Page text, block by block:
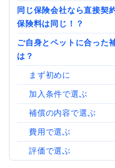
同じ保険会社なら直接契
保険料は同じ！？
ご自身とペットに合った
は？
まず初めに
加入条件で選ぶ
補償の内容で選ぶ
費用で選ぶ
評価で選ぶ